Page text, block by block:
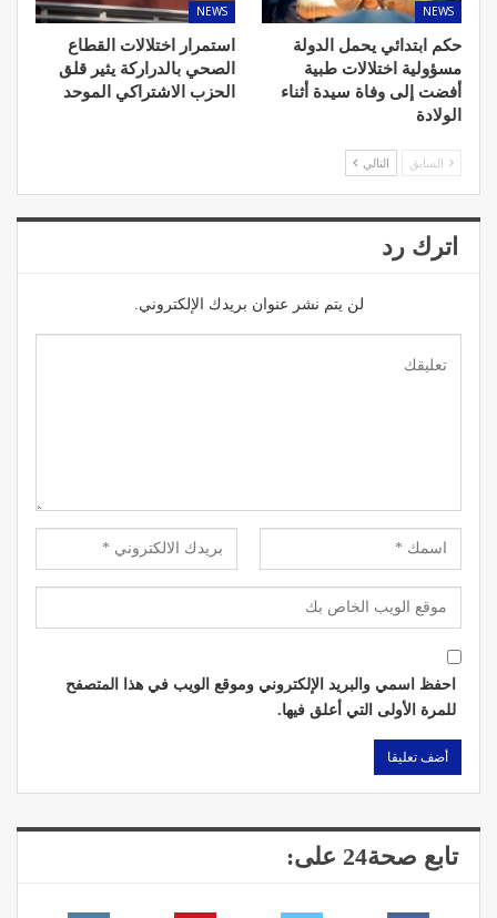
NEWS
حكم ابتدائي يحمل الدولة
مسؤولية اختلالات طبية
أفضت إلى وفاة سيدة أثناء
الولادة
NEWS
استمرار اختلالات القطاع
الصحي بالدراركة يثير قلق
الحزب الاشتراكي الموحد
السابق التالي
اترك رد
لن يتم نشر عنوان بريدك الإلكتروني.
احفظ اسمي والبريد الإلكتروني وموقع الويب في هذا المتصفح
للمرة الأولى التي أعلق فيها.
تابع صحة24 على: